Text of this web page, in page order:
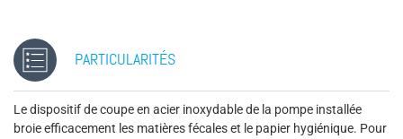
PARTICULARITÉS
Le dispositif de coupe en acier inoxydable de la pompe installée
broie efficacement les matières fécales et le papier hygiénique. Pour